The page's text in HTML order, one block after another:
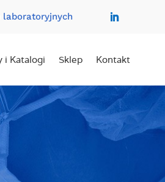
i Katalogi Sklep Kontakt